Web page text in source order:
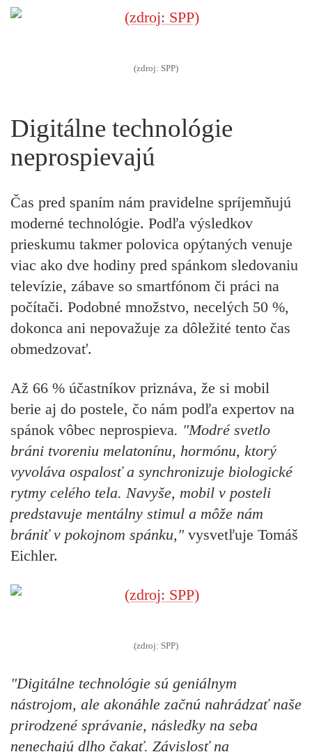
(zdroj: SPP)
Digitálne technológie
neprospievajú
Čas pred spaním nám pravidelne spríjemňujú
moderné technológie. Podľa výsledkov
prieskumu takmer polovica opýtaných venuje
viac ako dve hodiny pred spánkom sledovaniu
televízie, zábave so smartfónom či práci na
počítači. Podobné množstvo, necelých 50 %,
dokonca ani nepovažuje za dôležité tento čas
obmedzovať.
Až 66 % účastníkov priznáva, že si mobil
berie aj do postele, čo nám podľa expertov na
spánok vôbec neprospieva. "Modré svetlo
bráni tvoreniu melatonínu, hormónu, ktorý
vyvoláva ospalosť a synchronizuje biologické
rytmy celého tela. Navyše, mobil v posteli
predstavuje mentálny stimul a môže nám
brániť v pokojnom spánku," vysvetľuje Tomáš
Eichler.
(zdroj: SPP)
"Digitálne technológie sú geniálnym
nástrojom, ale akonáhle začnú nahrádzať naše
prirodzené správanie, následky na seba
nenechajú dlho čakať. Závislosť na